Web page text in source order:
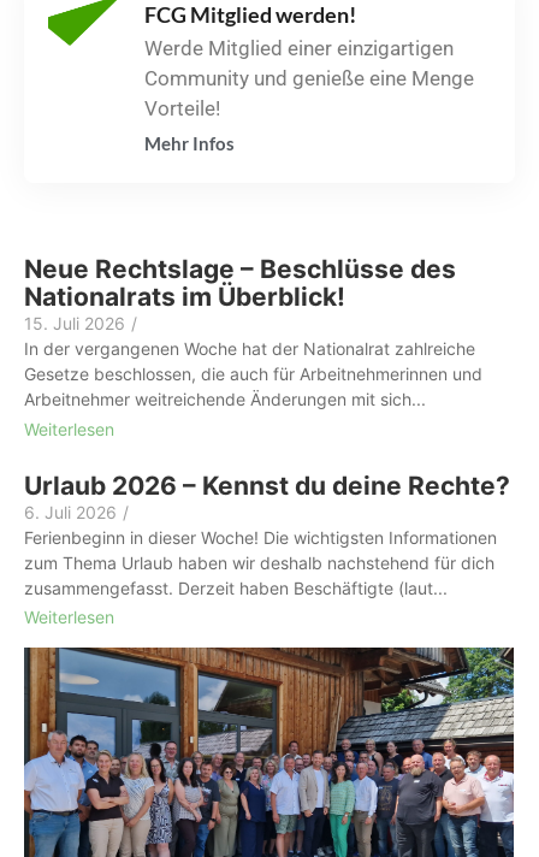
FCG Mitglied werden!
Werde Mitglied einer einzigartigen
Community und genieße eine Menge
Vorteile!
Mehr Infos
Neue Rechtslage – Beschlüsse des
Nationalrats im Überblick!
15. Juli 2026 /
In der vergangenen Woche hat der Nationalrat zahlreiche
Gesetze beschlossen, die auch für Arbeitnehmerinnen und
Arbeitnehmer weitreichende Änderungen mit sich...
Weiterlesen
Urlaub 2026 – Kennst du deine Rechte?
6. Juli 2026 /
Ferienbeginn in dieser Woche! Die wichtigsten Informationen
zum Thema Urlaub haben wir deshalb nachstehend für dich
zusammengefasst. Derzeit haben Beschäftigte (laut...
Weiterlesen